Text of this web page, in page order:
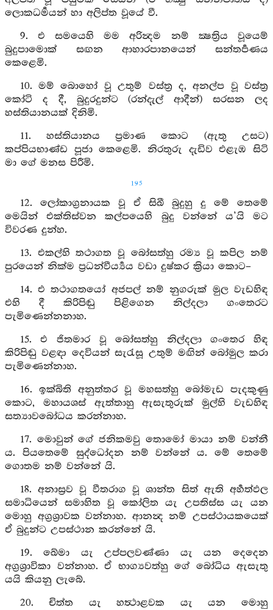
ලොකධර්‍මයන් හා අලිප්ත වූයේ වී.
9. එ සමයෙහි මම අරින්‍දම නම් ක්‍ෂත්‍රිය වූයෙම්
බුදුපාමොක් සඟන ආහාරපානයෙන් සන්තර්‍පණය
කෙළෙමි.
10. මම් බොහෝ වූ උතුම් වස්ත්‍ර ද, අනල්ප වූ වස්ත්‍ර
කෝටි ද දී, බුදුරදුන්ට (රන්දැල් ආදීන්) සරසන ලද
හස්තියානයක් දිනිමි.
11. හස්තියානය ප්‍රමාණ කොට (ඇතු උසට)
කප්පියභාණ්ඩ පූජා කෙළෙමි. නිරතුරු දැඩිව එළැඹ සිටි
මා ගේ මනස පිරීමි.
195
12. ලෝකාග්‍රනායක වූ ඒ සිඛී බුදුහු දු මේ තෙමේ
මෙයින් එක්තිස්වන කල්පයෙහි බුදු වන්නේ ය’යි මට
විවරණ දුන්හ.
13. එකල්හි තථාගත වූ බෝසත්හු රම්‍ය වූ කපිල නම්
පුරයෙන් නික්ම ප්‍රධන්වීර්‍ය්‍යය වඩා දුෂ්කර ක්‍රියා කොට–
14. එ තථාගතයෝ අජපල් නම් නුගරුක් මුල වැඩහිඳ
එහි දී කිරිපිඬු පිළිගෙන නිල්දලා ගංතෙරට
පැමිණෙන්නනාහ.
15. එ ජිතමාර වූ බෝසත්හු නිල්දලා ගංතෙර හිඳ
කිරිපිඬු වළඳා දෙවියන් සැරැසූ උතුම් මඟින් බෝමුල කරා
පැමිණෙන්නාහ.
16. ඉක්බිති අනුත්තර වූ මහසත්හු බෝමැඩ පැදකුණු
කොට, මහායශස් ඇත්තාහු ඇසැතුරුක් මුල්හි වැඩහිඳ
සත්‍යාවබෝධය කරන්නාහ.
17. මොවුන් ගේ ජනිකමවු තොමෝ මායා නම් වන්නී
ය. පියතෙමේ සුද්ධෝදන නම් වන්නේ ය. මේ තෙමේ
ගොතම නම් වන්නේ යි.
18. අනාස්‍රව වූ වීතරාග වූ ශාන්ත සිත් ඇති අර්‍හත්ඵල
සමාධියෙන් සමාහිත වූ කෝලිත යැ උපතිස්ස යැ යන
මොහු අග්‍රශ්‍රාවක වන්නාහ. ආනන්‍ද නම් උපස්ථායකයෙක්
ඒ බුදුන්ට උපස්ථාන කරන්නේ යි.
19. ඛේමා යැ උප්පලවණ්ණා යැ යන දෙදෙන
අග්‍රශ්‍රාවිකා වන්නාහ. ඒ භාග්‍යවත්හු ගේ බෝධිය ඇසැතු
යයි කියනු ලැබේ.
20. චිත්ත යැ හත්‍ථාළවක යැ යන මොහු